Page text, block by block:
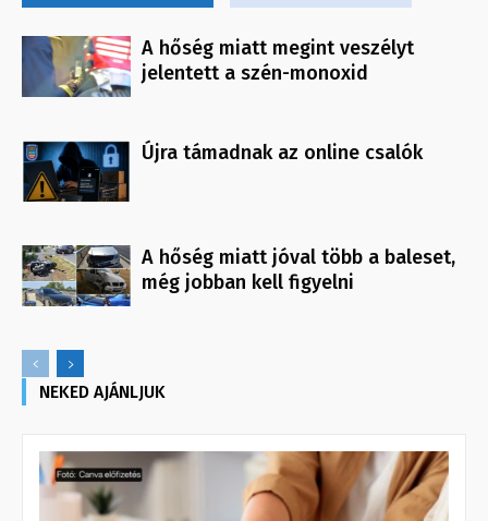
A hőség miatt megint veszélyt
jelentett a szén-monoxid
Újra támadnak az online csalók
A hőség miatt jóval több a baleset,
még jobban kell figyelni
NEKED AJÁNLJUK